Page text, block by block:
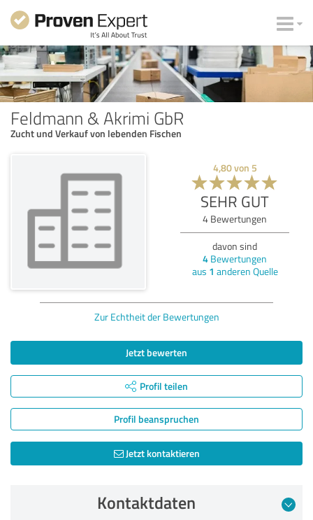
Feldmann & Akrimi GbR
Zucht und Verkauf von lebenden Fischen
4,80von 5
SEHR GUT
4 Bewertungen
davon sind
4 Bewertungen
aus 1 anderen Quelle
Zur Echtheit der Bewertungen
Jetzt bewerten
Profil teilen
Profil beanspruchen
Jetzt kontaktieren
Kontaktdaten